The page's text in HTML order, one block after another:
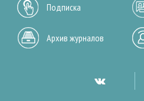
Подписка
Архив журналов